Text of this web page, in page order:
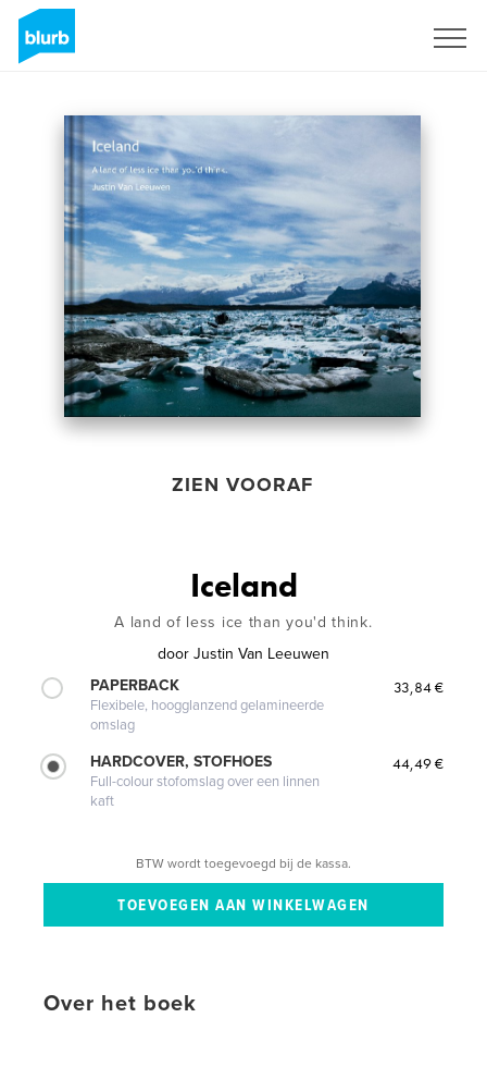
ZIEN VOORAF
Iceland
A land of less ice than you'd think.
door Justin Van Leeuwen
PAPERBACK
Flexibele, hoogglanzend gelamineerde
omslag
33,84 €
HARDCOVER, STOFHOES
Full-colour stofomslag over een linnen
kaft
44,49 €
BTW wordt toegevoegd bij de kassa.
Over het boek